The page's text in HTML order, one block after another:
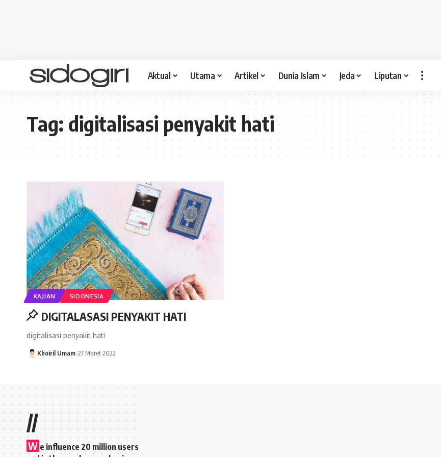
Aktual Utama Artikel Dunia Islam Jeda Liputan
Tag:digitalisasi penyakit hati
KAJIAN SIDONESIA
DIGITALASASI PENYAKIT HATI
digitalisasi penyakit hati
Khoiril Umam 27 Maret 2022
//
W e influence 20 million users